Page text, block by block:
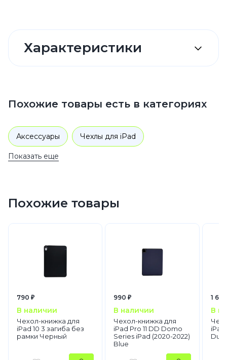
Характеристики
Похожие товары есть в категориях
Аксессуары Чехлы для iPad
Показать еще
Похожие товары
790 ₽
В наличии
Чехол-книжка для
iPad 10 3 загиба без
рамки Черный
990 ₽
В наличии
Чехол-книжка для
iPad Pro 11 DD Domo
Series iPad (2020-2022)
Blue
1
В
iPad